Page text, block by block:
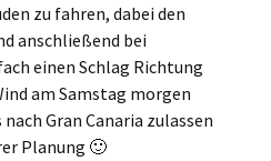
zu fahren, dabei den
anschließend bei
einen Schlag Richtung
am Samstag morgen
Gran Canaria zulassen
Planung 🙂